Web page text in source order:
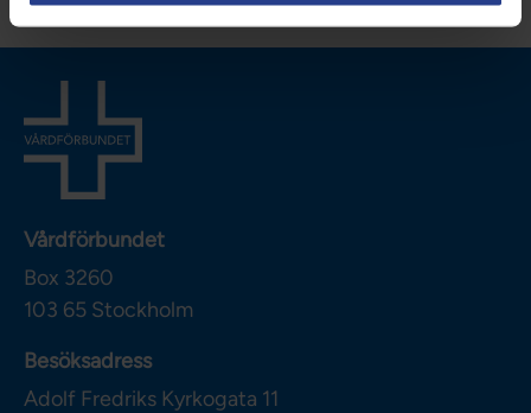
Vårdförbundet
Box 3260
103 65 Stockholm
Besöksadress
Adolf Fredriks Kyrkogata 11